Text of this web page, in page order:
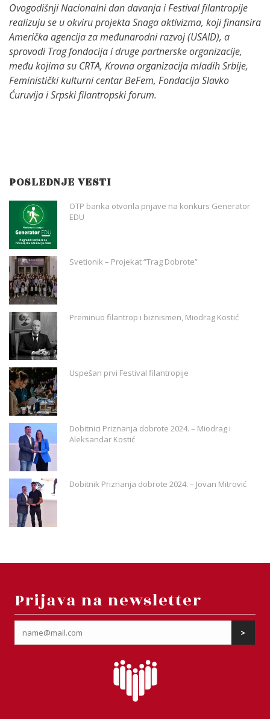
Ovogodišnji Nacionalni dan davanja i Festival filantropije
realizuju se u okviru projekta Snaga aktivizma, koji finansira
Američka agencija za međunarodni razvoj (USAID), a
sprovodi Trag fondacija i druge partnerske organizacije,
među kojima su CRTA, Krovna organizacija mladih Srbije,
Feministički kulturni centar BeFem, Fondacija Slavko
Ćuruvija i Srpski filantropski forum.
POSLEDNJE VESTI
OTP banka otvorila prijave na konkurs Generator
EDU
Svetionik – Projekat “Trag Dobrote”
Preminuo filantrop i biznismen, Miodrag Kostić
Uspešan prvi Festival filantropije
Dobitnici Priznanja dobrote 2024. – Miodrag i
Aleksandar Kostić
Dobitnik Priznanja dobrote 2024. – Jovan Mitrović
Prijava na newsletter